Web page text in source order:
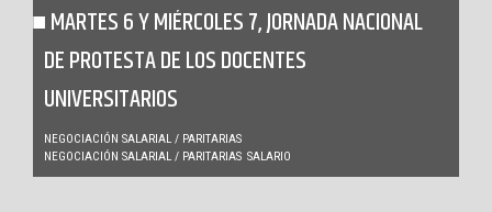
MARTES 6 Y MIÉRCOLES 7, JORNADA NACIONAL
DE PROTESTA DE LOS DOCENTES
UNIVERSITARIOS
NEGOCIACIÓN SALARIAL / PARITARIAS
NEGOCIACIÓN SALARIAL / PARITARIAS SALARIO